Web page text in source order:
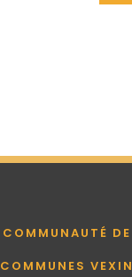
COMMUNAUTÉ DE
COMMUNES VEXIN